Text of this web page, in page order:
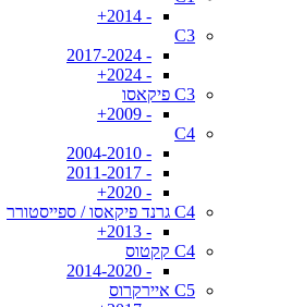
- 2014+
C3
- 2017-2024
- 2024+
C3 פיקאסו
- 2009+
C4
- 2004-2010
- 2011-2017
- 2020+
C4 גרנד פיקאסו / ספייסטורר
- 2013+
C4 קקטוס
- 2014-2020
C5 איירקרוס